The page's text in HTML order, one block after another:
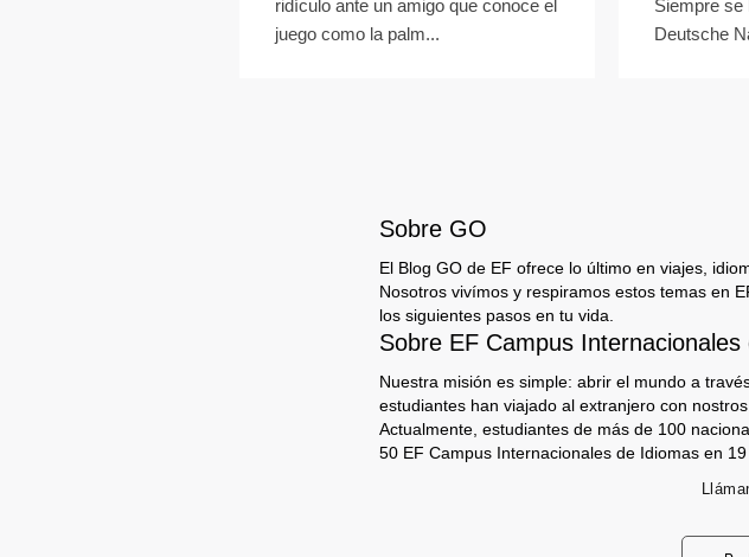
ridículo ante un amigo que conoce el
juego como la palm...
Siempre se
Deutsche
Sobre GO
El Blog GO de EF ofrece lo último en viajes,
Nosotros vivímos y respiramos estos temas en
los siguientes pasos en tu vida.
Sobre EF Campus Internacionales
Nuestra misión es simple: abrir el mundo a
estudiantes han viajado al extranjero con
Actualmente, estudiantes de más de 100
50 EF Campus Internacionales de Idiomas en